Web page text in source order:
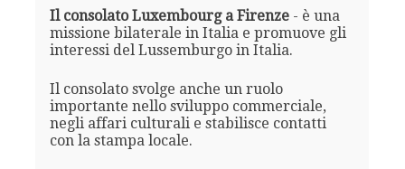
Il consolato Luxembourg a Firenze- è una
missione bilaterale in Italia e promuove gli
interessi del Lussemburgo in Italia.
Il consolato svolge anche un ruolo
importante nello sviluppo commerciale,
negli affari culturali e stabilisce contatti
con la stampa locale.